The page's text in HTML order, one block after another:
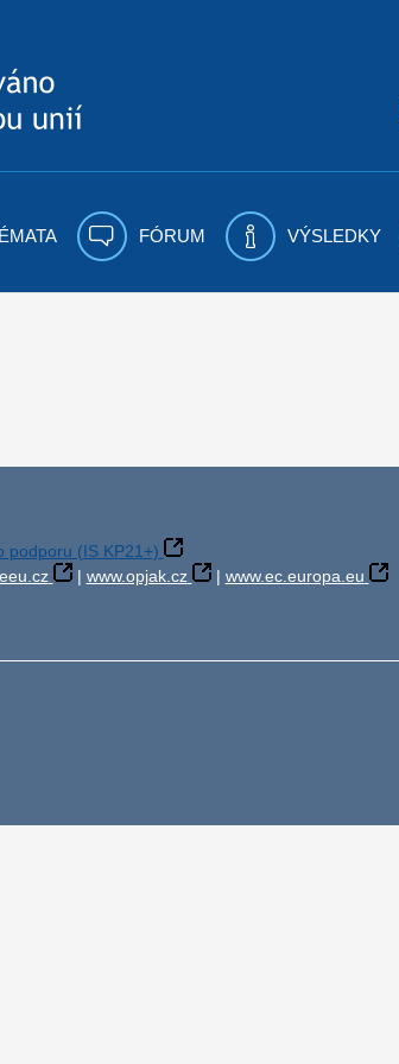
FÓRUM VÝSLEDKY
podporu (IS KP21+)
| www.opjak.cz | www.ec.europa.eu